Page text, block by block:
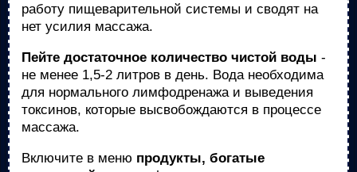
работу пищеварительной системы и сводят на
нет усилия массажа.
Пейте достаточное количество чистой воды -
не менее 1,5-2 литров в день. Вода необходима
для нормального лимфодренажа и выведения
токсинов, которые высвобождаются в процессе
массажа.
Включите в меню продукты, богатые